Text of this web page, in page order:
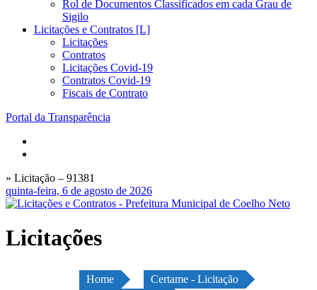
Rol de Documentos Classificados em cada Grau de
Sigilo
Licitações e Contratos [L]
Licitações
Contratos
Licitações Covid-19
Contratos Covid-19
Fiscais de Contrato
Portal da Transparência
» Licitação – 91381
quinta-feira, 6 de agosto de 2026
Licitações
Home
Certame - Licitação